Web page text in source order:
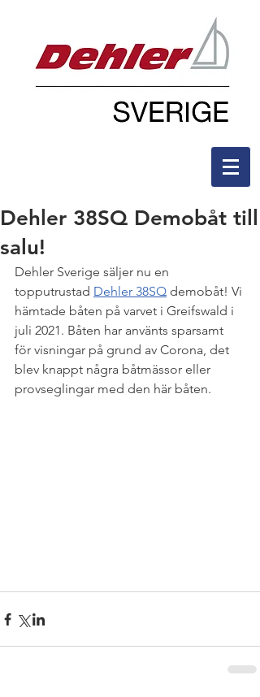
Dehler 38SQ Demobåt till
salu!
Dehler Sverige säljer nu en
topputrustad Dehler 38SQ demobåt! Vi
hämtade båten på varvet i Greifswald i
juli 2021. Båten har använts sparsamt
för visningar på grund av Corona, det
blev knappt några båtmässor eller
provseglingar med den här båten.